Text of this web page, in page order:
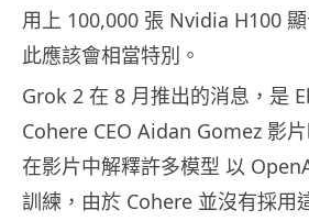
用上 100,000 張 Nvidia H100
此應該會相當特別。
Grok 2 在 8 月推出的消息，是
Cohere CEO Aidan Gomez 影
在影片中解釋許多模型 以
訓練，由於 Cohere 並沒有採用